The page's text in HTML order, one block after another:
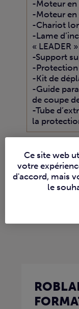
-Moteur
-Moteur
-Chariot
-Lame
« LEADER »
-Support
-Protection
-Kit de
-Guide
de coupe
-Tube
la
Ce site web
votre
d'accord, mais
le